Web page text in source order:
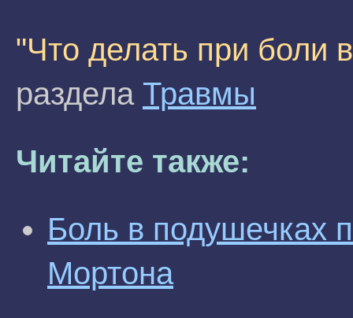
"Что делать при боли
раздела Травмы
Читайте также:
Боль в подушечках
Мортона